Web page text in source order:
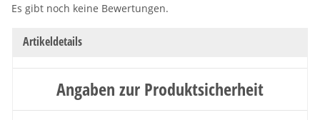
Es gibt noch keine Bewertungen.
Artikeldetails
Angaben zur Produktsicherheit